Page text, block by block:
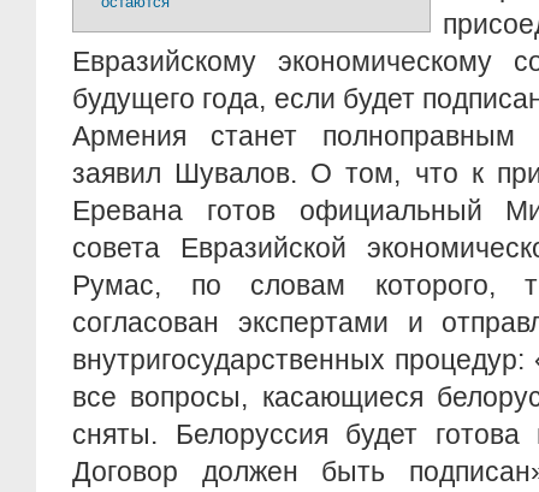
Евразийскому
будущего года, если будет
Армения станет полноправным
заявил Шувалов. О том, что к
Еревана готов официальный
совета Евразийской
Румас, по словам которого,
согласован экспертами и
внутригосударственных
все вопросы, касающиеся
сняты. Белоруссия будет
Договор должен быть